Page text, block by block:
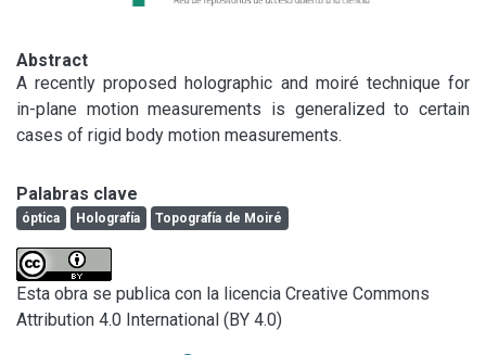
Abstract
A recently proposed holographic and moiré technique for
in-plane motion measurements is generalized to certain
cases of rigid body motion measurements.
Palabras clave
óptica Holografía Topografía de Moiré
Esta obra se publica con la licencia Creative Commons
Attribution 4.0 International (BY 4.0)